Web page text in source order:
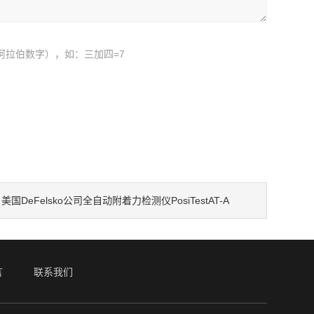
拉伯数字），如：三加四=7
美国DeFelsko公司全自动附着力检测仪PosiTestAT-A
联系我们